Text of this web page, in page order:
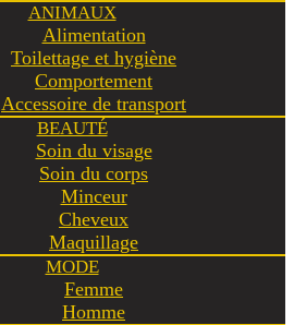
ANIMAUX
Alimentation
Toilettage et hygiène
Comportement
Accessoire de transport
BEAUTÉ
Soin du visage
Soin du corps
Minceur
Cheveux
Maquillage
MODE
Femme
Homme